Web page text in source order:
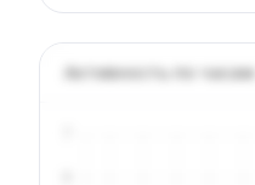
Активность по часам